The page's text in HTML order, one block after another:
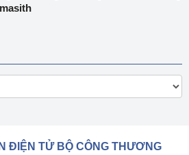
ĐIỆN TỬ BỘ CÔNG THƯƠNG